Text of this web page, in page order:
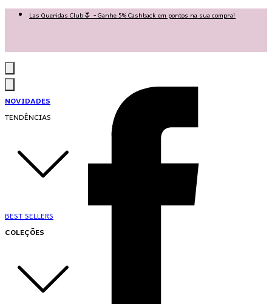
Las Queridas Club🌷 - Ganhe 5% Cashback em pontos na sua compra!
NOVIDADES
TENDÊNCIAS
BEST SELLERS
COLEÇÕES